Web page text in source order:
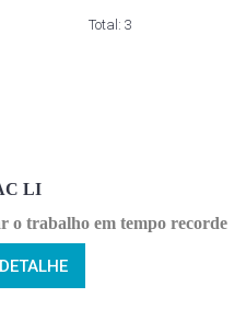
Total: 3
LI
o trabalho em tempo recorde